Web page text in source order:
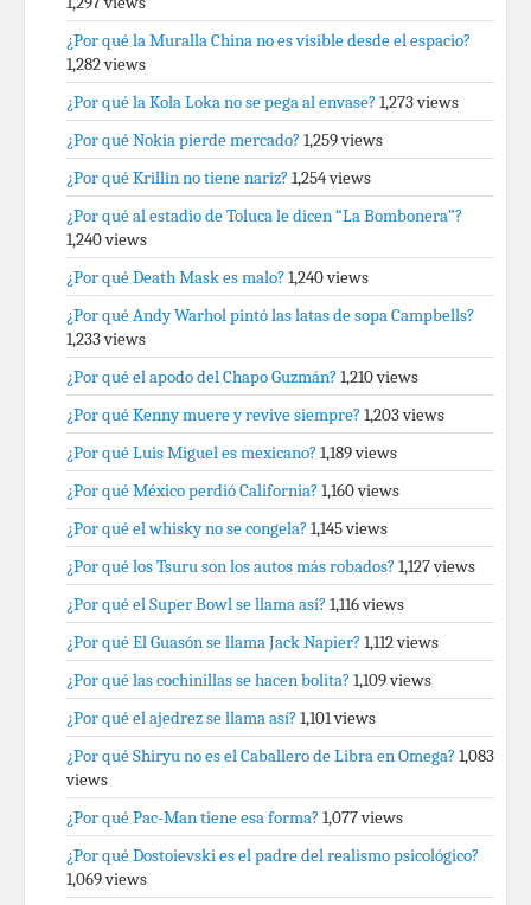
¿Por qué la Muralla China no es visible desde el espacio?
1,282 views
¿Por qué la Kola Loka no se pega al envase? 1,273 views
¿Por qué Nokia pierde mercado? 1,259 views
¿Por qué Krillin no tiene nariz? 1,254 views
¿Por qué al estadio de Toluca le dicen “La Bombonera”?
1,240 views
¿Por qué Death Mask es malo? 1,240 views
¿Por qué Andy Warhol pintó las latas de sopa Campbells?
1,233 views
¿Por qué el apodo del Chapo Guzmán? 1,210 views
¿Por qué Kenny muere y revive siempre? 1,203 views
¿Por qué Luis Miguel es mexicano? 1,189 views
¿Por qué México perdió California? 1,160 views
¿Por qué el whisky no se congela? 1,145 views
¿Por qué los Tsuru son los autos más robados? 1,127 views
¿Por qué el Super Bowl se llama así? 1,116 views
¿Por qué El Guasón se llama Jack Napier? 1,112 views
¿Por qué las cochinillas se hacen bolita? 1,109 views
¿Por qué el ajedrez se llama así? 1,101 views
¿Por qué Shiryu no es el Caballero de Libra en Omega? 1,083
views
¿Por qué Pac-Man tiene esa forma? 1,077 views
¿Por qué Dostoievski es el padre del realismo psicológico?
1,069 views